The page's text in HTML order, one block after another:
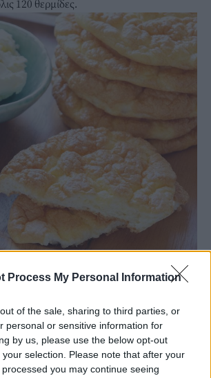
Process My Personal Information
of the sale, sharing to third parties, or
personal or sensitive information for
by us, please use the below opt-out
selection. Please note that after your
you may continue seeing
120 θερμίδες.
αυγά